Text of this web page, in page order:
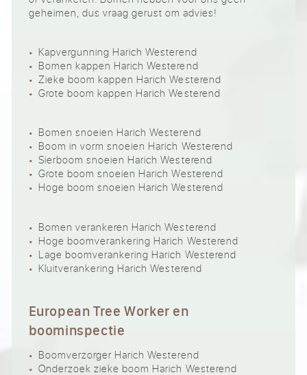
geheimen, dus vraag gerust om advies!
Kapvergunning Harich Westerend
Bomen kappen Harich Westerend
Zieke boom kappen Harich Westerend
Grote boom kappen Harich Westerend
Bomen snoeien Harich Westerend
Boom in vorm snoeien Harich Westerend
Sierboom snoeien Harich Westerend
Grote boom snoeien Harich Westerend
Hoge boom snoeien Harich Westerend
Bomen verankeren Harich Westerend
Hoge boomverankering Harich Westerend
Lage boomverankering Harich Westerend
Kluitverankering Harich Westerend
European Tree Worker en
boominspectie
Boomverzorger Harich Westerend
Onderzoek zieke boom Harich Westerend